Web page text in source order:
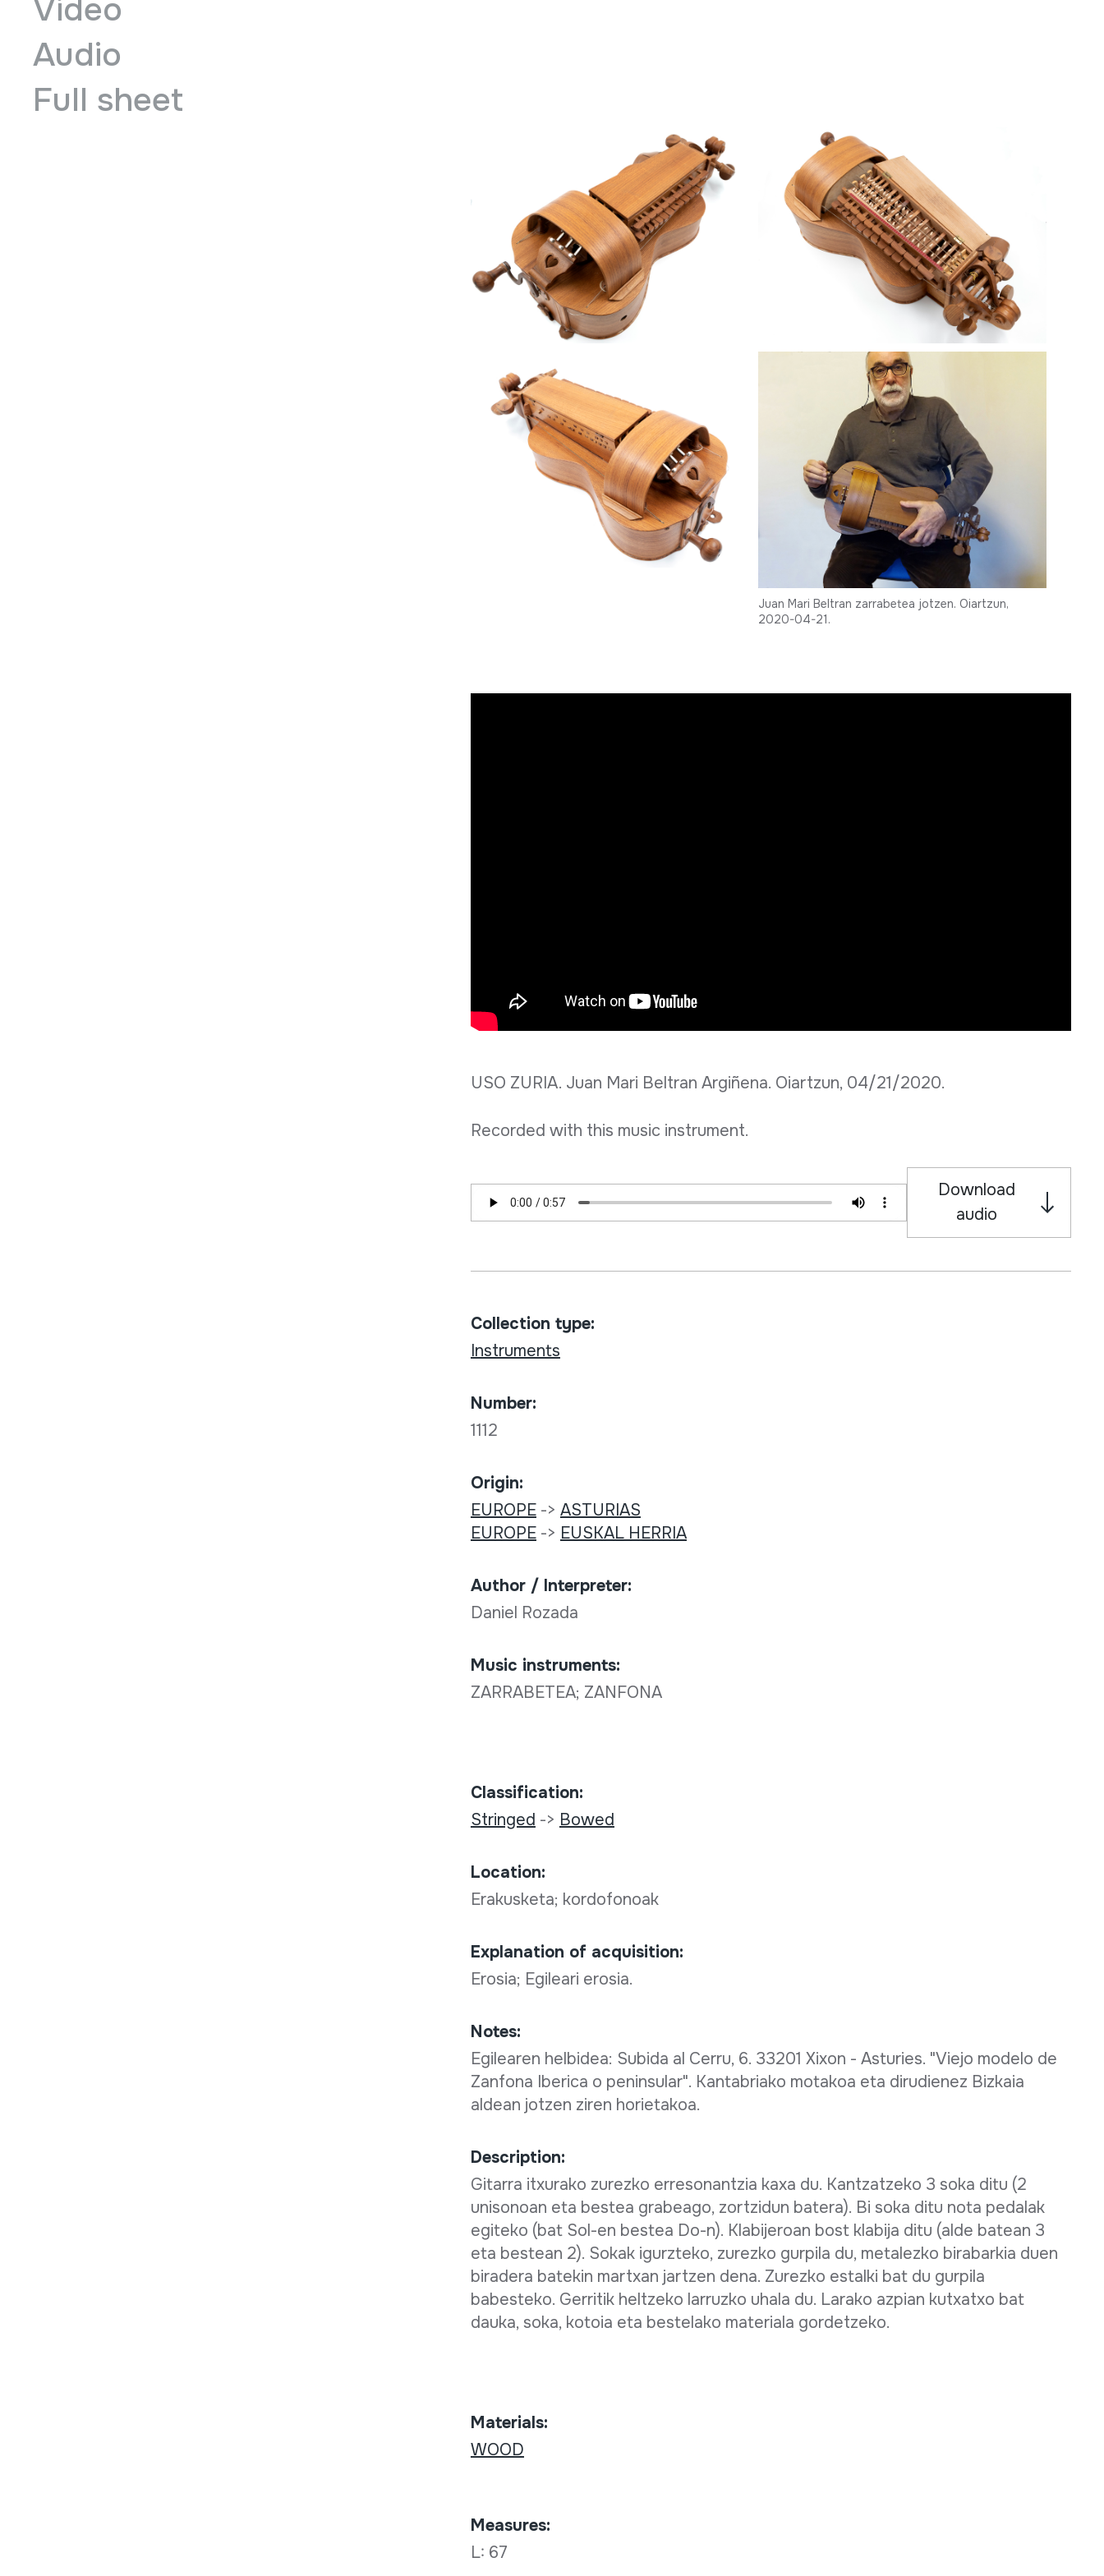
Video
Audio
Full sheet
Juan Mari Beltran zarrabetea jotzen. Oiartzun,
2020-04-21.
USO ZURIA. Juan Mari Beltran Argiñena. Oiartzun, 04/21/2020.
Recorded with this music instrument.
Download
audio
Collection type:
Instruments
Number:
1112
Origin:
EUROPE-> ASTURIAS
EUROPE-> EUSKAL HERRIA
Author / Interpreter:
Daniel Rozada
Music instruments:
ZARRABETEA; ZANFONA
Classification:
Stringed -> Bowed
Location:
Erakusketa; kordofonoak
Explanation of acquisition:
Erosia; Egileari erosia.
Notes:
Egilearen helbidea: Subida al Cerru, 6. 33201 Xixon - Asturies. "Viejo modelo de
Zanfona Iberica o peninsular". Kantabriako motakoa eta dirudienez Bizkaia
aldean jotzen ziren horietakoa.
Description:
Gitarra itxurako zurezko erresonantzia kaxa du. Kantzatzeko 3 soka ditu (2
unisonoan eta bestea grabeago, zortzidun batera). Bi soka ditu nota pedalak
egiteko (bat Sol-en bestea Do-n). Klabijeroan bost klabija ditu (alde batean 3
eta bestean 2). Sokak igurzteko, zurezko gurpila du, metalezko birabarkia duen
biradera batekin martxan jartzen dena. Zurezko estalki bat du gurpila
babesteko. Gerritik heltzeko larruzko uhala du. Larako azpian kutxatxo bat
dauka, soka, kotoia eta bestelako materiala gordetzeko.
Materials:
WOOD
Measures:
L: 67